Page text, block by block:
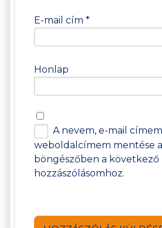
E-mail cím *
Honlap
A nevem, e-mail
weboldalcímem mentése a
böngészőben a következő
hozzászólásomhoz.